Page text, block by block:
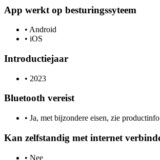
App werkt op besturingssyteem
• Android
• iOS
Introductiejaar
• 2023
Bluetooth vereist
• Ja, met bijzondere eisen, zie productinfo
Kan zelfstandig met internet
• Nee